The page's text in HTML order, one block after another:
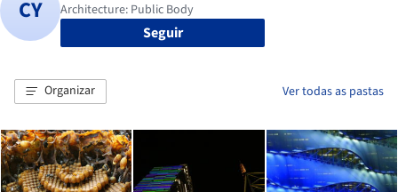
Seguir
Organizar Ver todas as pastas